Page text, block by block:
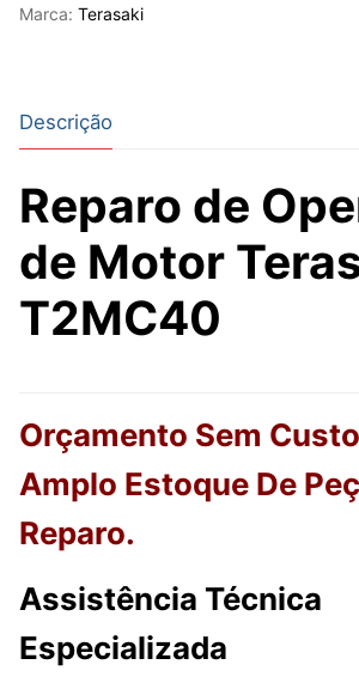
Marca: Terasaki
Descrição
Reparo de
de Motor
T2MC40
Orçamento Sem
Amplo Estoque De
Reparo.
Assistência Técnica
Especializada